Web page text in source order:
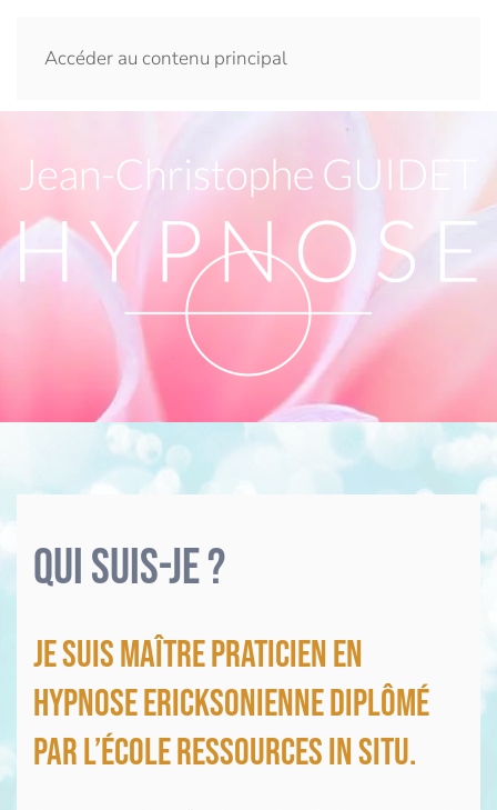
Accéder au contenu principal
QUI SUIS-JE ?
Je suis maître praticien en
Hypnose Ericksonienne diplômé
par l’école RESSOURCES IN SITU.